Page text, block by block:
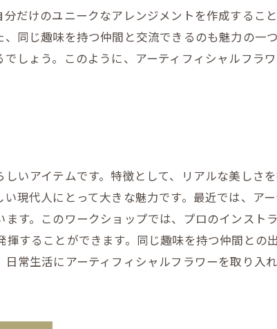
だけのユニークなアレンジメントを作成するこ
同じ趣味を持つ仲間と交流できるのも魅力の一
しょう。このように、アーティフィシャルフラワ
いアイテムです。特徴として、リアルな美しさ
現代人にとって大きな魅力です。最近では、ア
す。このワークショップでは、プロのインスト
することができます。同じ趣味を持つ仲間との
常生活にアーティフィシャルフラワーを取り入